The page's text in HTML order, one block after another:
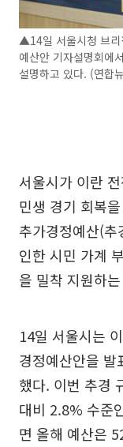
▲14일 서울시청 브리
예산안 기자설명회에
설명하고 있다. (연합
서울시가 이란
민생 경기 회복
추가경정예산(
인한 시민 가계
을 밀착 지원하
14일 서울시는
경정예산안을 발
했다. 이번 추경
대비 2.8% 수준
면 올해 예산은